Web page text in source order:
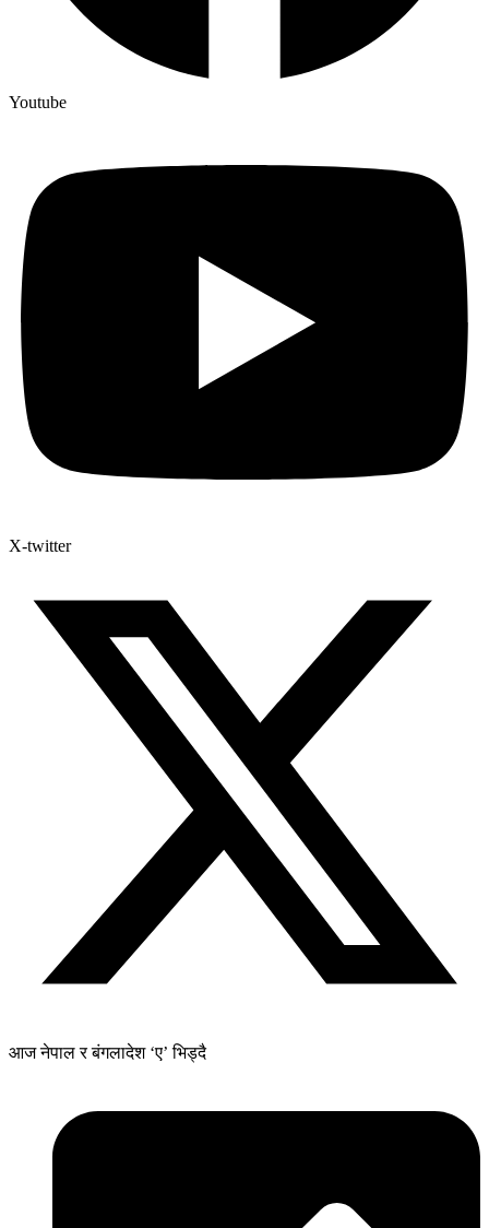
Youtube
X-twitter
आज नेपाल र बंगलादेश ‘ए’ भिड्दै